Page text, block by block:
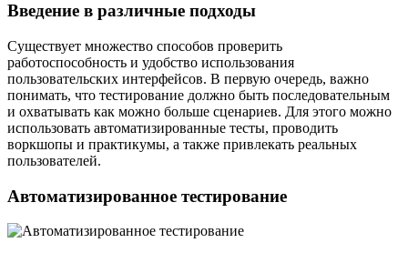
Введение в различные подходы
Существует множество способов проверить
работоспособность и удобство использования
пользовательских интерфейсов. В первую очередь, важно
понимать, что тестирование должно быть последовательным
и охватывать как можно больше сценариев. Для этого можно
использовать автоматизированные тесты, проводить
воркшопы и практикумы, а также привлекать реальных
пользователей.
Автоматизированное тестирование